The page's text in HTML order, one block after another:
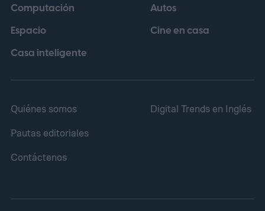
Computación
Espacio
Casa inteligente
Autos
Cine en casa
Quiénes somos
Pautas editoriales
Contáctenos
Digital Trends en Inglés